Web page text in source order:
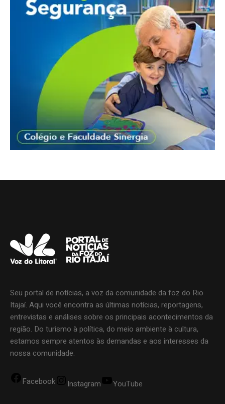
Seu portal de notícias, a voz da comunidade da foz do Rio
Itajaí. Aqui você encontra as últimas notícias, reportagens,
entrevistas e análises sobre os principais acontecimentos da
região. Do turismo à política, do meio ambiente à cultura,
estamos sempre atentos às demandas e aos interesses da
nossa comunidade.
Facebook Instagram YouTube